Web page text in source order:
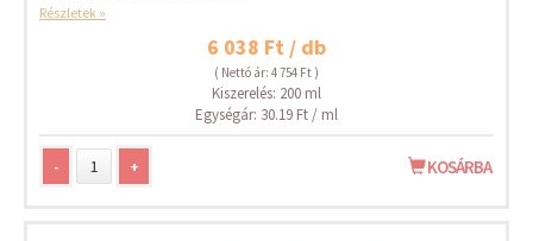
Részletek »
6 038 Ft / db
( Nettó ár: 4 754 Ft )
Kiszerelés: 200 ml
Egységár: 30.19 Ft / ml
- + KOSÁRBA